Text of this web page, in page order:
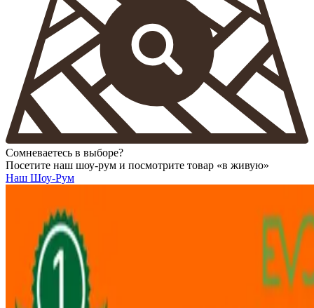
Сомневаетесь в выборе?
Посетите наш шоу-рум и посмотрите товар «в живую»
Наш Шоу-Рум